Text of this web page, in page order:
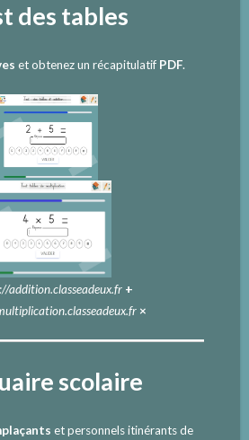
des tables
et obtenez un récapitulatif PDF.
addition.classeadeux.fr +
×
scolaire
et personnels itinérants de